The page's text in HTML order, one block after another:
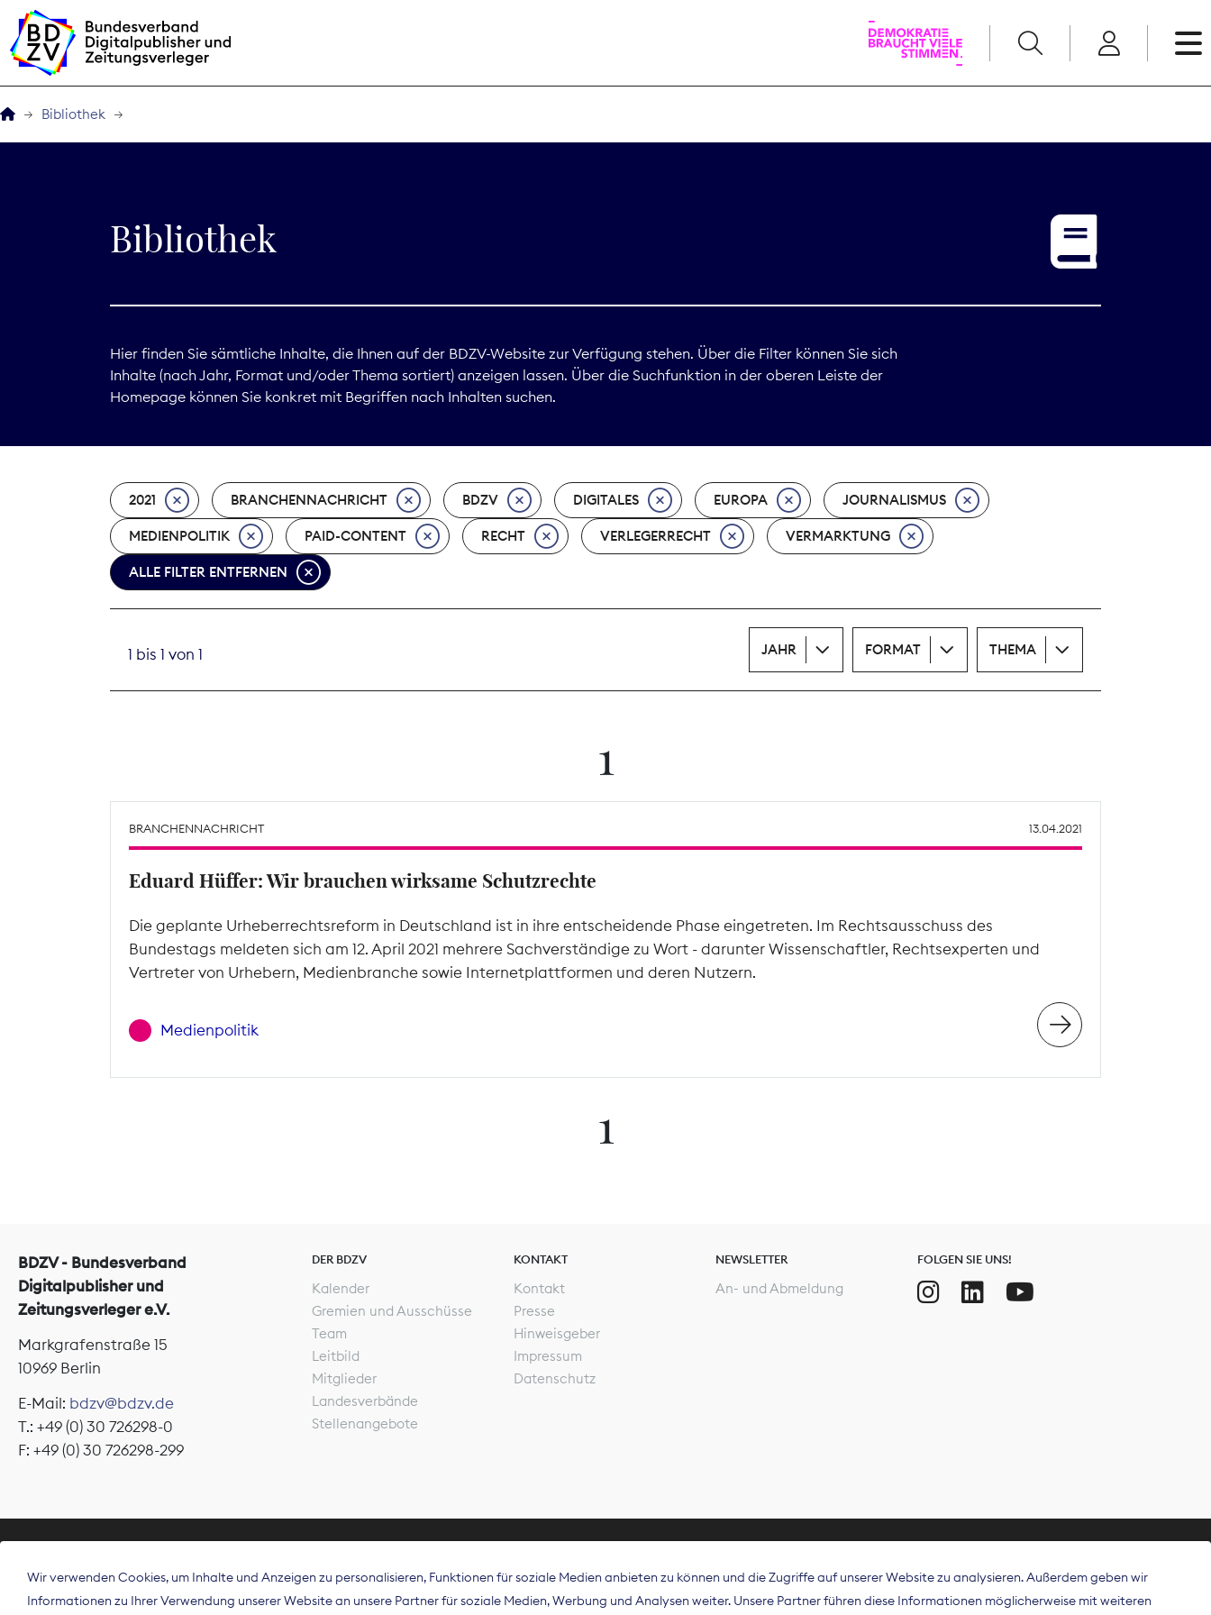
BDZVplus GmbH
Service
Print
Bibliothek
Bibliothek
Hier finden Sie sämtliche Inhalte, die Ihnen auf der BDZV-Website zur Verfügung stehen. Über die Filter können Sie sich
Inhalte (nach Jahr, Format und/oder Thema sortiert) anzeigen lassen. Über die Suchfunktion in der oberen Leiste der
Homepage können Sie konkret mit Begriffen nach Inhalten suchen.
2021 BRANCHENNACHRICHT BDZV DIGITALES EUROPA JOURNALISMUS
MEDIENPOLITIK PAID-CONTENT RECHT VERLEGERRECHT VERMARKTUNG
ALLE FILTER ENTFERNEN
1 bis 1 von 1 JAHR FORMAT THEMA
1
BRANCHENNACHRICHT 13.04.2021
Eduard Hüffer: Wir brauchen wirksame Schutzrechte
Die geplante Urheberrechtsreform in Deutschland ist in ihre entscheidende Phase eingetreten. Im Rechtsausschuss des
Bundestags meldeten sich am 12. April 2021 mehrere Sachverständige zu Wort - darunter Wissenschaftler, Rechtsexperten und
Vertreter von Urhebern, Medienbranche sowie Internetplattformen und deren Nutzern.
Medienpolitik
1
BDZV - Bundesverband
Digitalpublisher und
Zeitungsverleger e.V.
Markgrafenstraße 15
10969 Berlin
E-Mail: bdzv@bdzv.de
T.: +49 (0) 30 726298-0
F: +49 (0) 30 726298-299
DER BDZV
Kalender
Gremien und Ausschüsse
Team
Leitbild
Mitglieder
Landesverbände
Stellenangebote
KONTAKT
Kontakt
Presse
Hinweisgeber
Impressum
Datenschutz
NEWSLETTER
An- und Abmeldung
FOLGEN SIE UNS!
Der Bundesverband Digitalpublisher und Zeitungsverleger (BDZV) vertritt als
Spitzenorganisation die Interessen der Zeitungsverlage und digitalen Publisher in
Wir verwenden Cookies, um Inhalte und Anzeigen zu personalisieren, Funktionen für soziale Medien anbieten zu können und die Zugriffe auf unserer Website zu analysieren. Außerdem geben wir
Informationen zu Ihrer Verwendung unserer Website an unsere Partner für soziale Medien, Werbung und Analysen weiter. Unsere Partner führen diese Informationen möglicherweise mit weiteren